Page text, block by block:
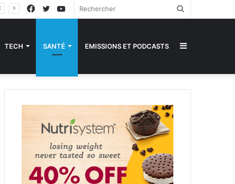
YouTube
Twitter
Facebook
TECH SANTÉ EMISSIONS ET PODCASTS